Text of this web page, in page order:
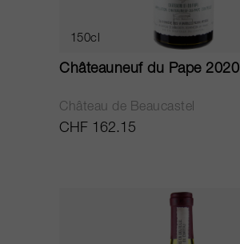
150cl
Châteauneuf du Pape 2020
Château de Beaucastel
CHF 162.15